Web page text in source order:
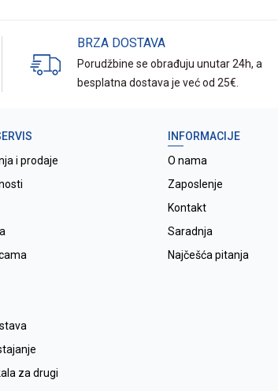
BRZA DOSTAVA
Porudžbine se obrađuju unutar 24h, a
besplatna dostava je već od 25€.
i prodaje
za drugi
INFORMACIJE
O nama
Zaposlenje
Kontakt
Saradnja
Najčešća pitanja